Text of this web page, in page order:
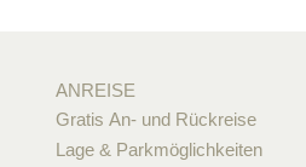
ANREISE
Gratis An- und Rückreise
Lage & Parkmöglichkeiten